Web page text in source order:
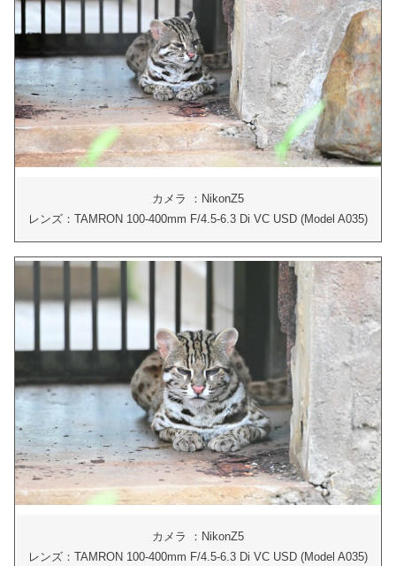
カメラ ：NikonZ5
レンズ：TAMRON 100-400mm F/4.5-6.3 Di VC USD (Model A035)
カメラ ：NikonZ5
レンズ：TAMRON 100-400mm F/4.5-6.3 Di VC USD (Model A035)